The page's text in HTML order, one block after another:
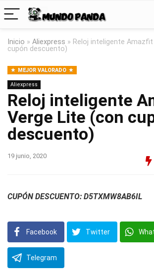
Inicio » Aliexpress » Reloj inteligente
cupón descuento)
MEJOR VALORADO
Aliexpress
Reloj inteligente
Verge Lite (con
descuento)
19 junio, 2020
CUPÓN DESCUENTO: D5TXMW8AB6IL
Facebook Twitter
Telegram